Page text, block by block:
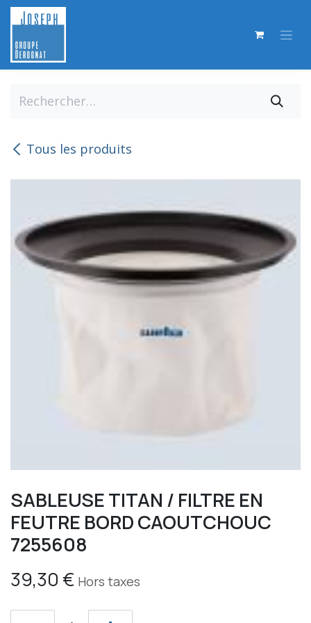
Se rendre au contenu
Tous les produits
SABLEUSE TITAN / FILTRE EN
FEUTRE BORD CAOUTCHOUC
7255608
39,30 € Hors taxes